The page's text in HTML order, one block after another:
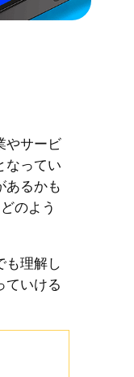
やサービ
なってい
あるかも
のよう
も理解し
ていける